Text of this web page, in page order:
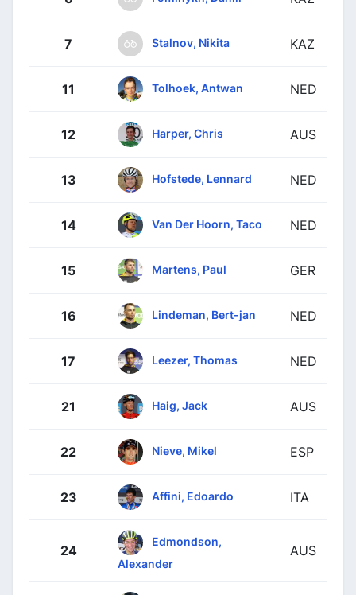
7 Stalnov, Nikita KAZ
11 Tolhoek, Antwan NED
12 Harper, Chris AUS
13 Hofstede, Lennard NED
14 Van Der Hoorn, Taco NED
15 Martens, Paul GER
16 Lindeman, Bert-jan NED
17 Leezer, Thomas NED
21 Haig, Jack AUS
22 Nieve, Mikel ESP
23 Affini, Edoardo ITA
24
Edmondson,
Alexander
AUS